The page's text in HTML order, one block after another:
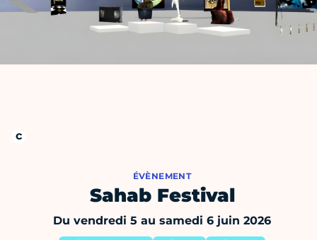
ÉVÈNEMENT
Sahab Festival
Du vendredi 5 au samedi 6 juin 2026